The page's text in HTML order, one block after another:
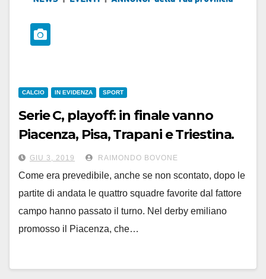
CALCIO IN EVIDENZA SPORT
Serie C, playoff: in finale vanno
Piacenza, Pisa, Trapani e Triestina.
Playout, alla Lucchese il primo
round
GIU 3, 2019 RAIMONDO BOVONE
Come era prevedibile, anche se non scontato, dopo le
partite di andata le quattro squadre favorite dal fattore
campo hanno passato il turno. Nel derby emiliano
promosso il Piacenza, che…